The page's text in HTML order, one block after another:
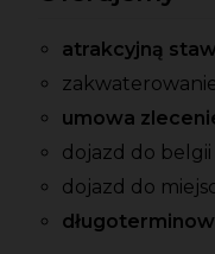
atrakcyjną
umowa
dojazd do belgii
dojazd do